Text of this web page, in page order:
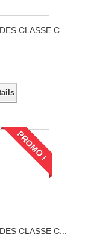
CLASSE C...
PROMO !
CLASSE C...